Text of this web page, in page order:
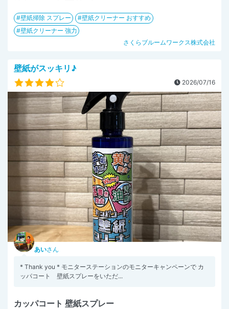
壁紙掃除 スプレー
壁紙クリーナー おすすめ
壁紙クリーナー 強力
さくらブルームワークス株式会社
壁紙がスッキリ♪
2026/07/16
あいさん
* Thank you * モニターステーションのモニターキャンペーンで カ
ッパコート 壁紙スプレーをいただ...
カッパコート 壁紙スプレー